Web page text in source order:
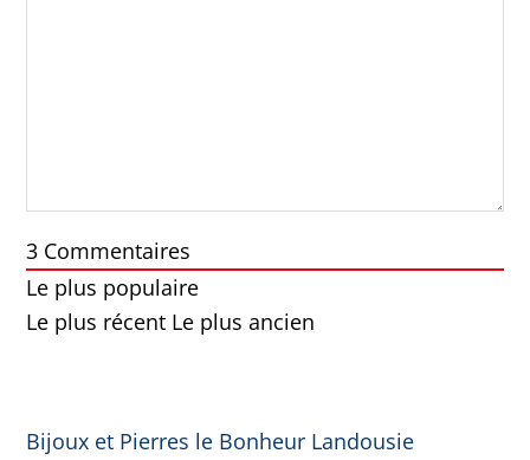
3 Commentaires
Le plus populaire
Le plus récent Le plus ancien
Bijoux et Pierres le Bonheur Landousie